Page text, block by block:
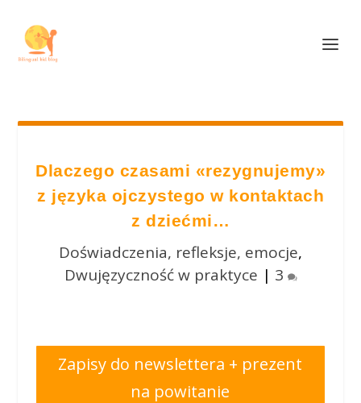
Dlaczego czasami «rezygnujemy»
z języka ojczystego w kontaktach
z dziećmi…
Doświadczenia, refleksje, emocje,
Dwujęzyczność w praktyce | 3
Zapisy do newslettera + prezent
na powitanie